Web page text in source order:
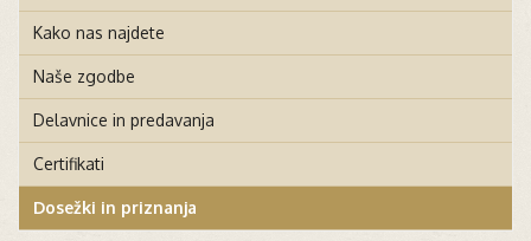
Kako nas najdete
Naše zgodbe
Delavnice in predavanja
Certifikati
Dosežki in priznanja